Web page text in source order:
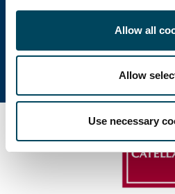
Allow all
Allow
Use necessary